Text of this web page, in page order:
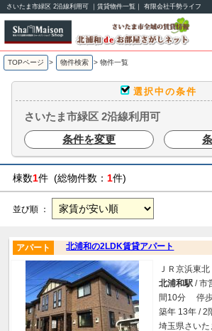
さいたま市緑区 2沿線利用可 ｜賃貸物件一覧｜ 有限会社千勢ライフ
TOPページ > 物件検索 > 物件一覧
選択中の条件
さいたま市緑区 2沿線利用可
条件を変更
棟数1件 (総物件数： 1件)
並び順 ：
北浦和の2LDK賃貸アパート
アパート
ＪＲ京浜東
北浦和駅 / 市
間10分 停
築年 13年 / 2
埼玉県さいた